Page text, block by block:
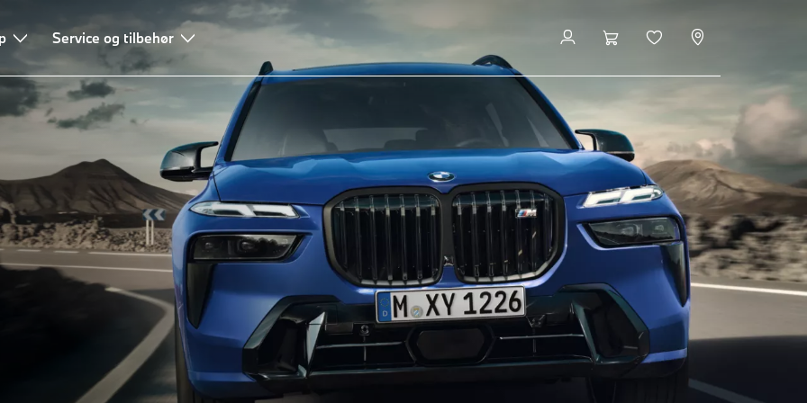
Service og tilbehør
og finansiering Rådgivning & Tjenester FAQ Få et pristilbud